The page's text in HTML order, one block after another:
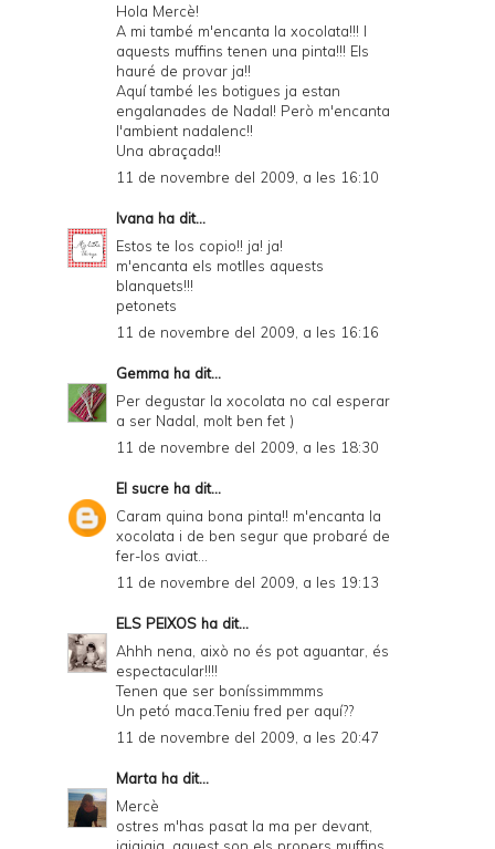
Hola Mercè!
A mi també m'encanta la xocolata!!! I
aquests muffins tenen una pinta!!! Els
hauré de provar ja!!
Aquí també les botigues ja estan
engalanades de Nadal! Però m'encanta
l'ambient nadalenc!!
Una abraçada!!
11 de novembre del 2009, a les 16:10
Ivana ha dit...
Estos te los copio!! ja! ja!
m'encanta els motlles aquests
blanquets!!!
petonets
11 de novembre del 2009, a les 16:16
Gemma ha dit...
Per degustar la xocolata no cal esperar
a ser Nadal, molt ben fet )
11 de novembre del 2009, a les 18:30
El sucre ha dit...
Caram quina bona pinta!! m'encanta la
xocolata i de ben segur que probaré de
fer-los aviat...
11 de novembre del 2009, a les 19:13
ELS PEIXOS ha dit...
Ahhh nena, això no és pot aguantar, és
espectacular!!!!
Tenen que ser boníssimmmms
Un petó maca.Teniu fred per aquí??
11 de novembre del 2009, a les 20:47
Marta ha dit...
Mercè
ostres m'has pasat la ma per devant,
jajajaja, aquest son els propers muffins